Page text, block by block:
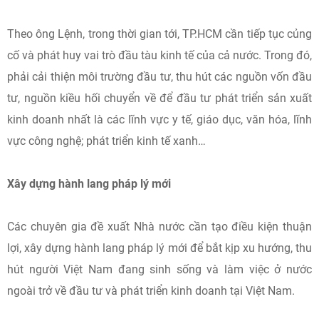
Theo ông Lệnh, trong thời gian tới, TP.HCM cần tiếp tục củng
cố và phát huy vai trò đầu tàu kinh tế của cả nước. Trong đó,
phải cải thiện môi trường đầu tư, thu hút các nguồn vốn đầu
tư, nguồn kiều hối chuyển về để đầu tư phát triển sản xuất
kinh doanh nhất là các lĩnh vực y tế, giáo dục, văn hóa, lĩnh
vực công nghệ; phát triển kinh tế xanh…
Xây dựng hành lang pháp lý mới
Các chuyên gia đề xuất Nhà nước cần tạo điều kiện thuận
lợi, xây dựng hành lang pháp lý mới để bắt kịp xu hướng, thu
hút người Việt Nam đang sinh sống và làm việc ở nước
ngoài trở về đầu tư và phát triển kinh doanh tại Việt Nam.